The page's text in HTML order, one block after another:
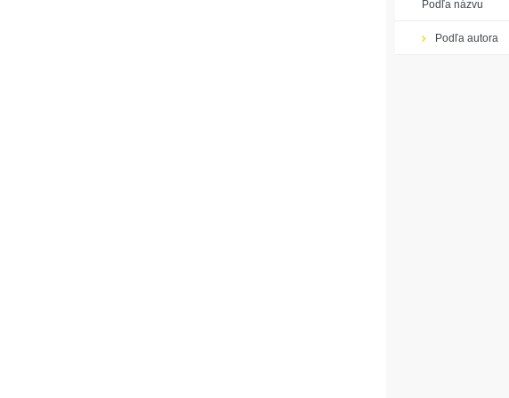
Podľa názvu
Podľa autora